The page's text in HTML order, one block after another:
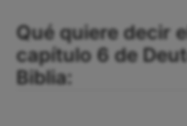
Qué quiere decir
capítulo 6 de
Biblia: